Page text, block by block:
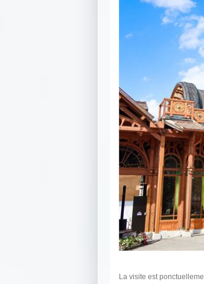
La visite est